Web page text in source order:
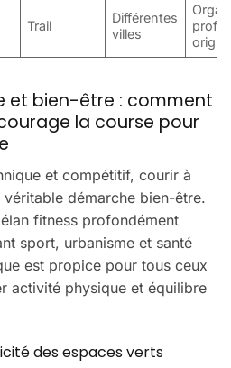
Trail
Différentes
villes
et bien-être : comment
la course pour
et compétitif, courir à
véritable démarche bien-être.
fitness profondément
sport, urbanisme et santé
est propice pour tous ceux
activité physique et équilibre
des espaces verts